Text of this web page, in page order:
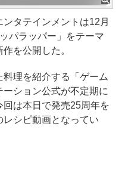
タテインメントは12月
パラッパー」をテーマ
を公開した。
理を紹介する「ゲーム
ション公式が不定期に
は本日で発売25周年を
シピ動画となってい